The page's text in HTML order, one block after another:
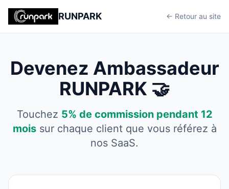
RUNPARK ← Retour au site
Devenez Ambassadeur
RUNPARK 🤝
Touchez 5% de commission pendant 12
moissur chaque client que vous référez à
nos SaaS.